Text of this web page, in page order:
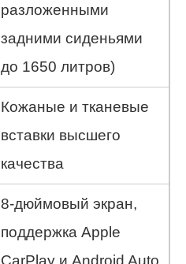
разложенными
задними сиденьями
до 1650 литров)
Кожаные и тканевые
вставки высшего
качества
8-дюймовый экран,
поддержка Apple
CarPlay и Android Auto